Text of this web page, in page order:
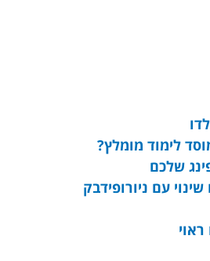
לימוד מומלץ?
שלכם
עם ניורופידבק